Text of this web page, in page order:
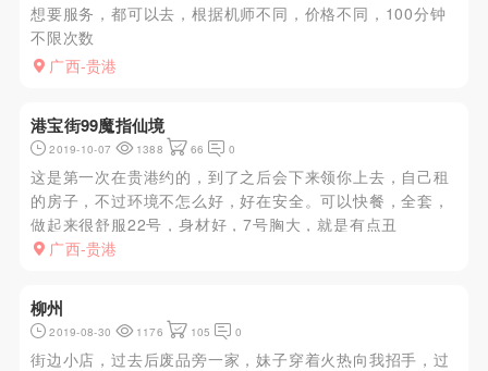
想要服务，都可以去，根据机师不同，价格不同，100分钟
不限次数
广西-贵港
港宝街99魔指仙境
2019-10-07 1388 66 0
这是第一次在贵港约的，到了之后会下来领你上去，自己租
的房子，不过环境不怎么好，好在安全。可以快餐，全套，
做起来很舒服22号，身材好，7号胸大，就是有点丑
广西-贵港
柳州
2019-08-30 1176 105 0
街边小店，过去后废品旁一家，妹子穿着火热向我招手，过